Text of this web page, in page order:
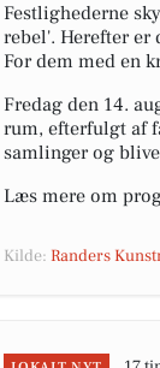
Festlighederne
rebel'. Herefter er
For dem med en
Fredag den 14.
rum, efterfulgt af
samlinger og
Læs mere om
Kilde: Randers